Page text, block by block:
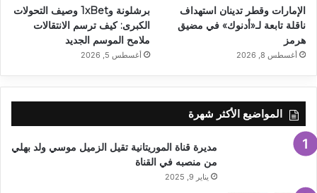
الإمارات وقطر تدينان استهداف
ناقلة تابعة لـ«أدنوك» في مضيق
هرمز
أغسطس 8, 2026
برشلونة و1xBet وصيف التحولات
الكبرى: كيف ترسم الانتقالات
ملامح الموسم الجديد
أغسطس 5, 2026
المواضيع الأكثر شهرة
مديرة قناة الموريتانية تقيل الزميل موسي ولد بهلي
من منصبه في القناة
يناير 9, 2025